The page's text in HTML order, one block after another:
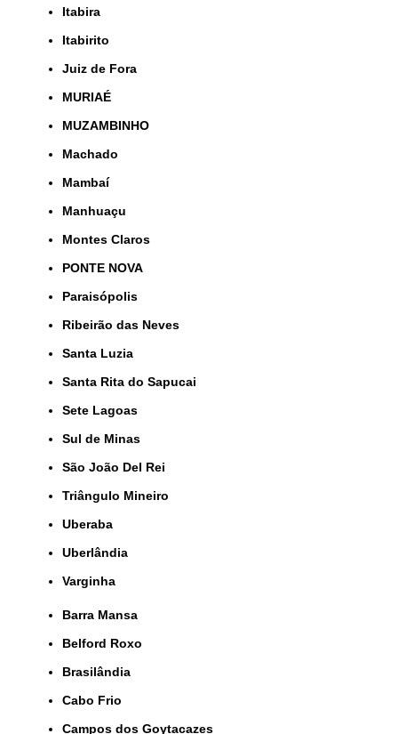
Itabira
Itabirito
Juiz de Fora
MURIAÉ
MUZAMBINHO
Machado
Mambaí
Manhuaçu
Montes Claros
PONTE NOVA
Paraisópolis
Ribeirão das Neves
Santa Luzia
Santa Rita do Sapucai
Sete Lagoas
Sul de Minas
São João Del Rei
Triângulo Mineiro
Uberaba
Uberlândia
Varginha
Barra Mansa
Belford Roxo
Brasilândia
Cabo Frio
Campos dos Goytacazes